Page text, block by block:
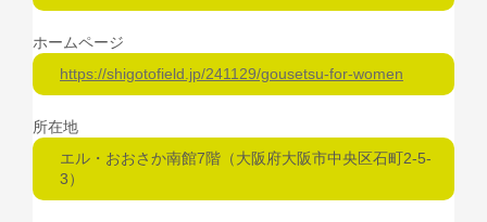
ホームページ
https://shigotofield.jp/241129/gousetsu-for-women
所在地
エル・おおさか南館7階（大阪府大阪市中央区石町2-5-
3）